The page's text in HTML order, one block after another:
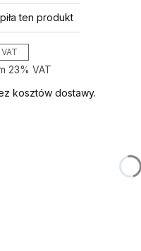
ten produkt
23% VAT
23% VAT
kosztów dostawy.